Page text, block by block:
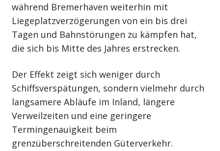
während Bremerhaven weiterhin mit
Liegeplatzverzögerungen von ein bis drei
Tagen und Bahnstörungen zu kämpfen hat,
die sich bis Mitte des Jahres erstrecken.
Der Effekt zeigt sich weniger durch
Schiffsverspätungen, sondern vielmehr durch
langsamere Abläufe im Inland, längere
Verweilzeiten und eine geringere
Termingenauigkeit beim
grenzüberschreitenden Güterverkehr.